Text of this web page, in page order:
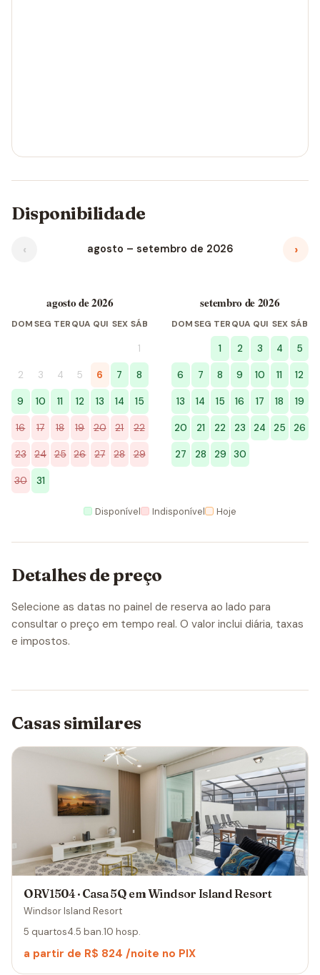
Disponibilidade
‹ agosto – setembro de 2026 ›
agosto de 2026
DOMSEG TERQUA QUI SEX SÁB
1
2 3 4 5 6 7 8
9 10 11 12 13 14 15
16 17 18 19 20 21 22
23 24 25 26 27 28 29
30 31
setembro de 2026
DOMSEG TERQUA QUI SEX SÁB
1 2 3 4 5
6 7 8 9 10 11 12
13 14 15 16 17 18 19
20 21 22 23 24 25 26
27 28 29 30
Disponível Indisponível Hoje
Detalhes de preço
Selecione as datas no painel de reserva ao lado para
consultar o preço em tempo real. O valor inclui diária, taxas
e impostos.
Casas similares
ORV1504 · Casa 5Q em Windsor Island Resort
Windsor Island Resort
5 quartos4.5 ban.10 hosp.
a partir de R$ 824 /noite no PIX